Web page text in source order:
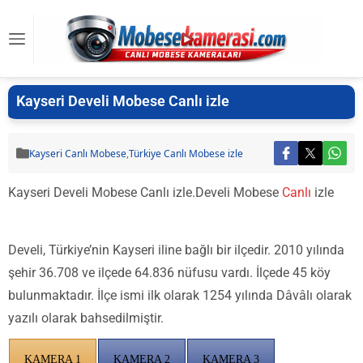
Kayseri Develi Mobese Canlı izle
Kayseri Canlı Mobese,Türkiye Canlı Mobese izle
Kayseri Develi Mobese Canlı izle.Develi Mobese Canlı izle
Develi, Türkiye’nin Kayseri iline bağlı bir ilçedir. 2010 yılında
şehir 36.708 ve ilçede 64.836 nüfusu vardı. İlçede 45 köy
bulunmaktadır. İlçe ismi ilk olarak 1254 yılında Dâvâlı olarak
yazılı olarak bahsedilmiştir.
KAMERA 1 KAMERA 2 KAMERA 3